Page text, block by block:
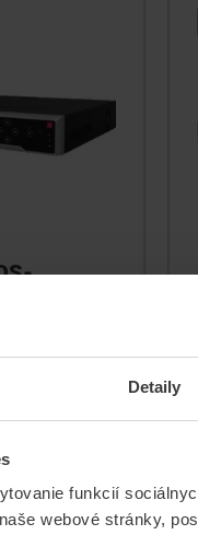
Detaily
funkcií
webové stránky,
pre
M4